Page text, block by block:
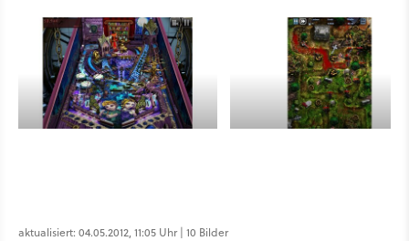
aktualisiert: 04.05.2012, 11:05 Uhr | 10 Bilder